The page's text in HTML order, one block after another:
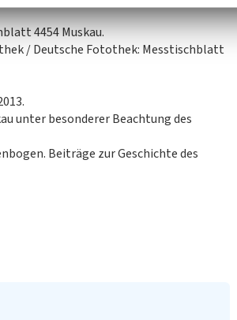
4454 Muskau.
/ Deutsche Fotothek: Messtischblatt
unter besonderer Beachtung des
Beiträge zur Geschichte des